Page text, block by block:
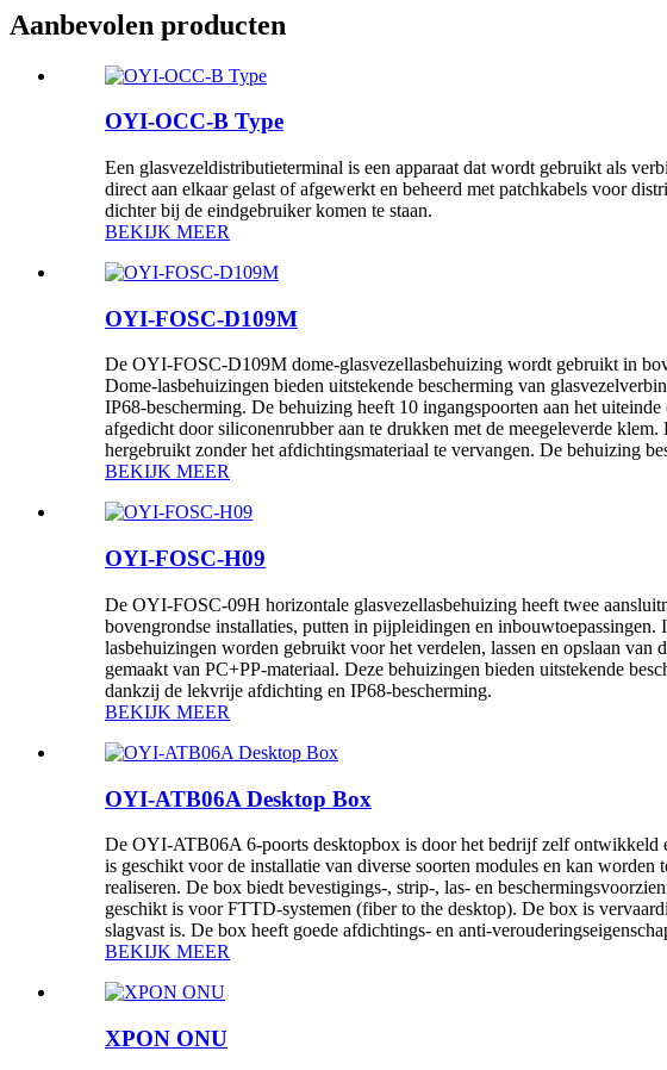
Aanbevolen producten
OYI-OCC-B Type
Een glasvezeldistributieterminal is een apparaat dat wordt gebruikt als
direct aan elkaar gelast of afgewerkt en beheerd met patchkabels voor
dichter bij de eindgebruiker komen te staan.
BEKIJK MEER
OYI-FOSC-D109M
De OYI-FOSC-D109M dome-glasvezellasbehuizing wordt gebruikt in
Dome-lasbehuizingen bieden uitstekende bescherming van
IP68-bescherming. De behuizing heeft 10 ingangspoorten aan het
afgedicht door siliconenrubber aan te drukken met de meegeleverde
hergebruikt zonder het afdichtingsmateriaal te vervangen. De behuizing
BEKIJK MEER
OYI-FOSC-H09
De OYI-FOSC-09H horizontale glasvezellasbehuizing heeft twee
bovengrondse installaties, putten in pijpleidingen en
lasbehuizingen worden gebruikt voor het verdelen, lassen en opslaan
gemaakt van PC+PP-materiaal. Deze behuizingen bieden uitstekende
dankzij de lekvrije afdichting en IP68-bescherming.
BEKIJK MEER
OYI-ATB06A Desktop Box
De OYI-ATB06A 6-poorts desktopbox is door het bedrijf zelf ontwikkeld
is geschikt voor de installatie van diverse soorten modules en kan
realiseren. De box biedt bevestigings-, strip-, las- en
geschikt is voor FTTD-systemen (fiber to the desktop). De box is
slagvast is. De box heeft goede afdichtings- en anti-
BEKIJK MEER
XPON ONU